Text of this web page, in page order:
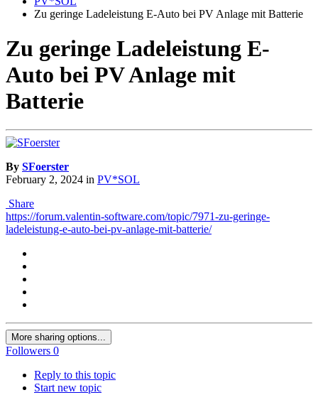
Zu geringe Ladeleistung E-Auto bei PV Anlage mit Batterie
Zu geringe Ladeleistung E-
Auto bei PV Anlage mit
Batterie
By SFoerster
February 2, 2024 in PV*SOL
Share
https://forum.valentin-software.com/topic/7971-zu-geringe-
ladeleistung-e-auto-bei-pv-anlage-mit-batterie/
More sharing options...
Followers 0
Reply to this topic
Start new topic